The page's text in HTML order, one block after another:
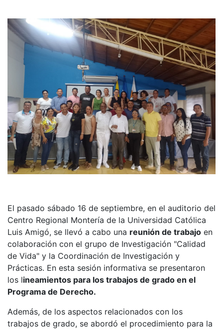
El pasado sábado 16 de septiembre, en el auditorio del
Centro Regional Montería de la Universidad Católica
Luis Amigó, se llevó a cabo una reunión de trabajo en
colaboración con el grupo de Investigación "Calidad
de Vida" y la Coordinación de Investigación y
Prácticas. En esta sesión informativa se presentaron
los lineamientos para los trabajos de grado en el
Programa de Derecho.
Además, de los aspectos relacionados con los
trabajos de grado, se abordó el procedimiento para la